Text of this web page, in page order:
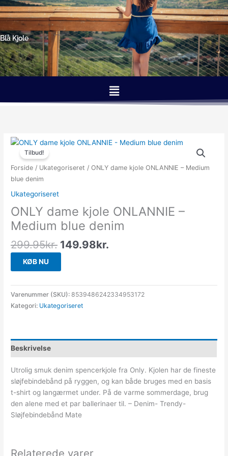
Gå
til
indholdet
Blå Kjole
Menu
Tilbud!
Forside / Ukategoriseret / ONLY dame kjole ONLANNIE – Medium
blue denim
Ukategoriseret
ONLY dame kjole ONLANNIE –
Medium blue denim
299.95kr.
Den
pris
var:
149.98kr.
Den
pris
KØB NU
Varenummer (SKU):8539486242334953172
Kategori: Ukategoriseret
Beskrivelse
Utrolig smuk denim spencerkjole fra Only. Kjolen har de fineste
sløjfebindebånd på ryggen, og kan både bruges med en basis
t-shirt og langærmet under. På de varme sommerdage, brug
den alene med et par ballerinaer til. – Denim- Trendy-
Sløjfebindebånd Mate
Relaterede varer